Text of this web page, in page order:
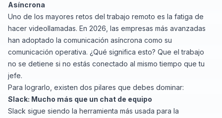
Asíncrona
Uno de los mayores retos del trabajo remoto es la fatiga de
hacer videollamadas. En 2026, las empresas más avanzadas
han adoptado la comunicación asíncrona como su
comunicación operativa. ¿Qué significa esto? Que el trabajo
no se detiene si no estás conectado al mismo tiempo que tu
jefe.
Para lograrlo, existen dos pilares que debes dominar:
Slack: Mucho más que un chat de equipo
Slack sigue siendo la herramienta más usada para la